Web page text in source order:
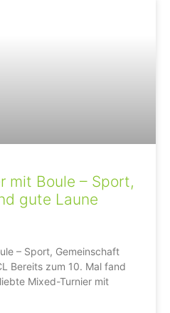
mit Boule – Sport,
gute Laune
– Sport, Gemeinschaft
Bereits zum 10. Mal fand
Mixed-Turnier mit